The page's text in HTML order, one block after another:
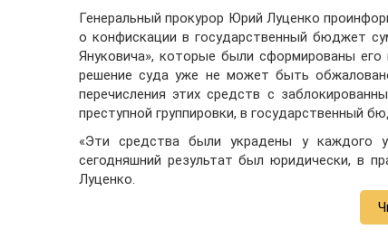
Генеральный прокурор Юрий Луценко
о конфискации в государственный бюджет
Януковича», которые были сформированы
решение суда уже не может быть
перечисления этих средств с
преступной группировки, в государственный
«Эти средства были украдены у каждого
сегодняшний результат был юридически, в
Луценко.